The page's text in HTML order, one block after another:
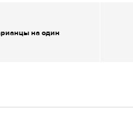
на один